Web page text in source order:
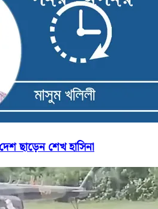
ছাড়েন শেখ হাসিনা